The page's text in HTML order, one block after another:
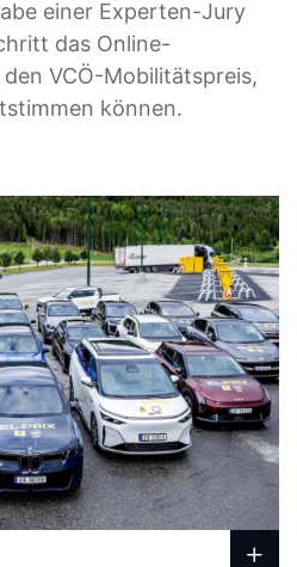
einer Experten-Jury
das Online-
VCÖ-Mobilitätspreis,
können.